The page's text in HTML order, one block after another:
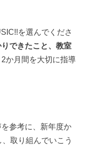
を選んでくださ
できたこと、教室
か月間を大切に指導
参考に、新年度か
取り組んでいこう